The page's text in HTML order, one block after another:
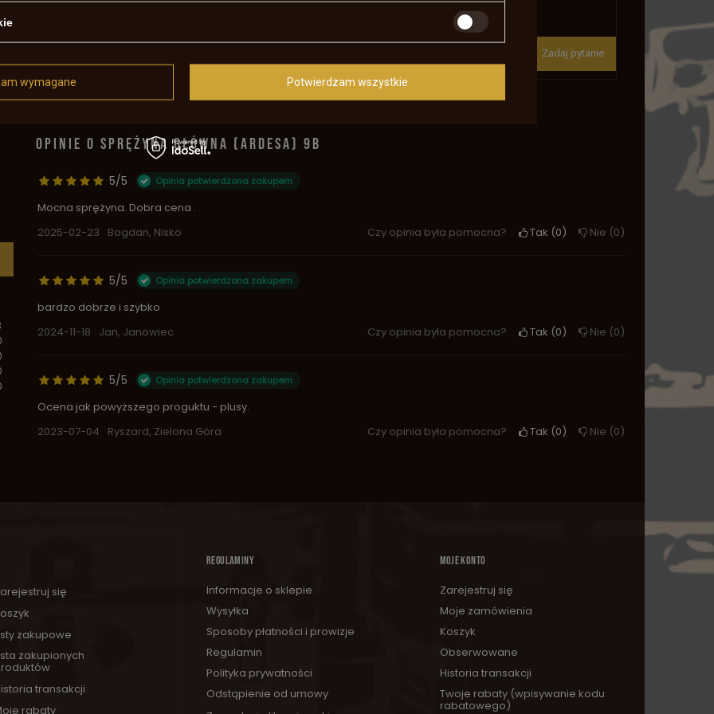
Dziękuję i pozdrawiam
Pozdrawiam Wojtek
Masz pytania?
Zadaj pytanie a my odpowiemy
niezwłocznie, najciekawsze
Zadaj pytanie
OPINIE O SPRĘŻYNA GŁÓWNA (ARDESA) 9B
5/5 Opinia potwierdzona zakupem
Mocna sprężyna. Dobra cena .
2025-02-23
Bogdan, Nisko Czy opinia była pomocna? Tak 0 Nie 0
5/5 Opinia potwierdzona zakupem
bardzo dobrze i szybko
2024-11-18
Jan, Janowiec Czy opinia była pomocna? Tak 0 Nie 0
5/5 Opinia potwierdzona zakupem
Ocena jak powyższego proguktu - plusy.
2023-07-04
Ryszard, Zielona Góra Czy opinia była pomocna? Tak 0 Nie 0
się
zakupowe
zakupionych
transakcji
rabaty
REGULAMINY
Informacje o sklepie
Wysyłka
Sposoby płatności i prowizje
Regulamin
Polityka prywatności
Odstąpienie od umowy
MOJE KONTO
Zarejestruj się
Moje zamówienia
Koszyk
Obserwowane
Historia transakcji
Twoje rabaty (wpisywanie kodu
rabatowego)
wymagane Potwierdzam wszystkie